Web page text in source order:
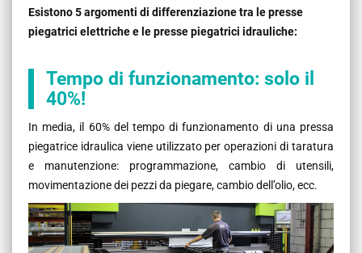
Esistono 5 argomenti di differenziazione tra le presse
piegatrici elettriche e le presse piegatrici idrauliche:
Tempo di funzionamento: solo il
40%!
In media, il 60% del tempo di funzionamento di una pressa
piegatrice idraulica viene utilizzato per operazioni di taratura
e manutenzione: programmazione, cambio di utensili,
movimentazione dei pezzi da piegare, cambio dell’olio, ecc.